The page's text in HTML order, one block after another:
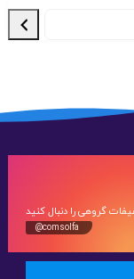
گروهی را دنبال کنید
@comsolfa